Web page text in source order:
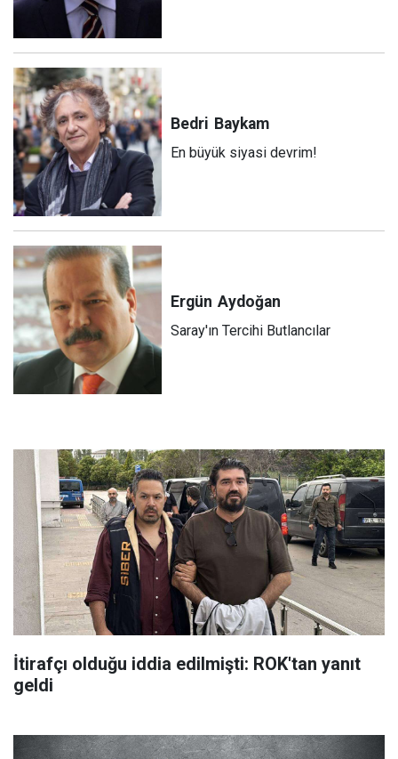
Bedri Baykam
En büyük siyasi devrim!
Ergün Aydoğan
Saray'ın Tercihi Butlancılar
İtirafçı olduğu iddia edilmişti: ROK'tan yanıt
geldi